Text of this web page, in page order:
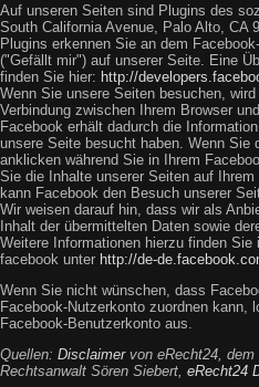
Auf unseren Seiten sind Plugins des
South California Avenue, Palo Alto, CA
Plugins erkennen Sie an dem
("Gefällt mir") auf unserer Seite. Eine
finden Sie hier: http://
Wenn Sie unsere Seiten besuchen,
Verbindung zwischen Ihrem Browser
Facebook erhält dadurch die
unsere Seite besucht haben. Wenn Sie
anklicken während Sie in Ihrem
Sie die Inhalte unserer Seiten auf
kann Facebook den Besuch unserer
Wir weisen darauf hin, dass wir als
Inhalt der übermittelten Daten sowie
Weitere Informationen hierzu finden
facebook unter http://de-
Wenn Sie nicht wünschen, dass
Facebook-Nutzerkonto zuordnen kann,
Facebook-Benutzerkonto aus.
Quellen: Disclaimervon eRecht24, dem
Rechtsanwalt Sören Siebert, eRecht24